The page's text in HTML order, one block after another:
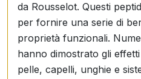
da Rousselot. Questi
per fornire una serie di
proprietà funzionali.
hanno dimostrato gli
pelle, capelli, unghie e